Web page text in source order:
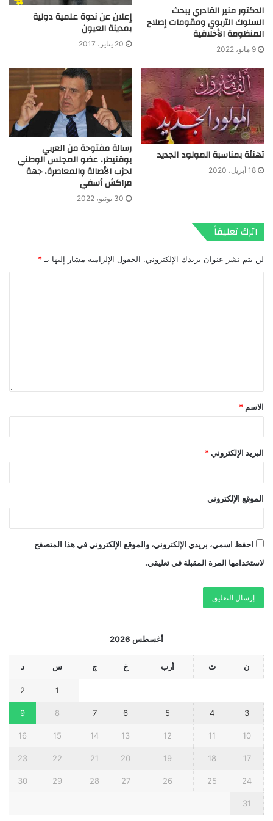
الدكتور منير القادري يبحث
السلوك التربوي ومقومات إصلاح
المنظومة الأخلاقية
9 مايو، 2022
إعلان عن ندوة علمية دولية
بمدينة العيون
20 يناير، 2017
تهنئة بمناسبة المولود الجديد
18 أبريل، 2020
رسالة مفتوحة من العربي
بوقنيطر، عضو المجلس الوطني
لحزب الأصالة والمعاصرة، جهة
مراكش أسفي
30 يونيو، 2022
اترك تعليقاً
لن يتم نشر عنوان بريدك الإلكتروني. الحقول الإلزامية مشار إليها بـ *
الاسم *
البريد الإلكتروني *
الموقع الإلكتروني
احفظ اسمي، بريدي الإلكتروني، والموقع الإلكتروني في هذا المتصفح
لاستخدامها المرة المقبلة في تعليقي.
أغسطس 2026
ن ث أرب خ ج س د
1
2
3
4
5
6
7
8
9
10
11
12
13
14
15
16
17
18
19
20
21
22
23
24
25
26
27
28
29
30
31